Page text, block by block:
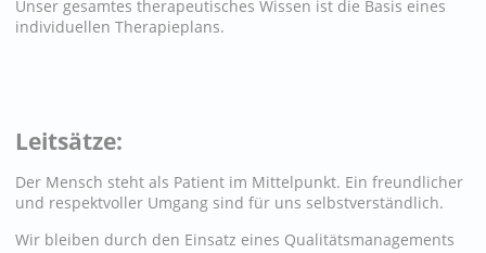
Unser gesamtes therapeutisches Wissen ist die Basis eines
individuellen Therapieplans.
Leitsätze:
Der Mensch steht als Patient im Mittelpunkt. Ein freundlicher
und respektvoller Umgang sind für uns selbstverständlich.
Wir bleiben durch den Einsatz eines Qualitätsmanagements